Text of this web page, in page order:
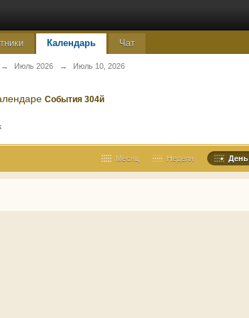
Календарь Чат
→ Июль 2026 → Июль 10, 2026
События 304й
Месяц Неделя День